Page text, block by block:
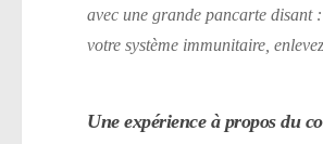
avec une grande pancarte disant :
votre système immunitaire,
Une expérience à propos du